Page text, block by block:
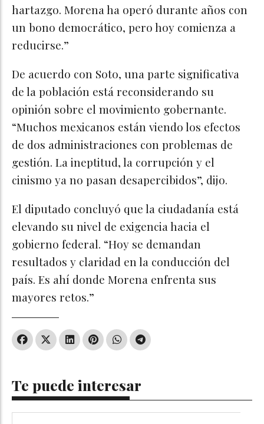
hartazgo. Morena ha operó durante años con
un bono democrático, pero hoy comienza a
reducirse.”
De acuerdo con Soto, una parte significativa
de la población está reconsiderando su
opinión sobre el movimiento gobernante.
“Muchos mexicanos están viendo los efectos
de dos administraciones con problemas de
gestión. La ineptitud, la corrupción y el
cinismo ya no pasan desapercibidos”, dijo.
El diputado concluyó que la ciudadanía está
elevando su nivel de exigencia hacia el
gobierno federal. “Hoy se demandan
resultados y claridad en la conducción del
país. Es ahí donde Morena enfrenta sus
mayores retos.”
Te puede interesar